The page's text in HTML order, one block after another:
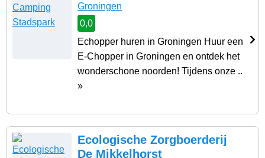
Groningen
0,0
Echopper huren in Groningen Huur een
E-Chopper in Groningen en ontdek het
wonderschone noorden! Tijdens onze ..
»
Ecologische Zorgboerderij
De Mikkelhorst